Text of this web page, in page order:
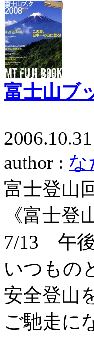
富士山ブ
author : な
富士登山
《富士
7/13 午
いつも
安全登山
ご馳走に